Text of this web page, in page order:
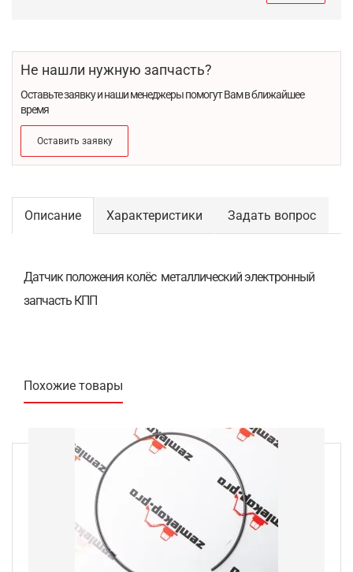
Не нашли нужную запчасть?
Оставьте заявку и наши менеджеры помогут Вам в ближайшее
время
Оставить заявку
Описание Характеристики Задать вопрос
Датчик положения колёс металлический электронный
запчасть КПП
Похожие товары